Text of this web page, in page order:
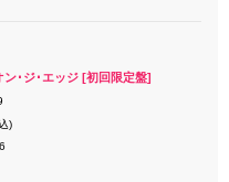
ン･ジ･エッジ [初回限定盤]
)